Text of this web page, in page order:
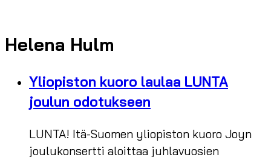
Helena Hulm
Yliopiston kuoro laulaa LUNTA
joulun odotukseen
LUNTA! Itä-Suomen yliopiston kuoro Joyn
joulukonsertti aloittaa juhlavuosien